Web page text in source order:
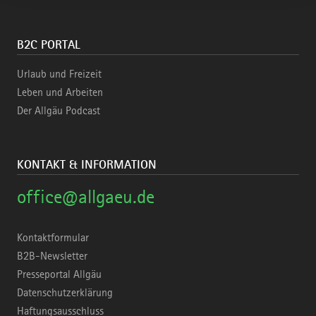
B2C PORTAL
Urlaub und Freizeit
Leben und Arbeiten
Der Allgäu Podcast
KONTAKT & INFORMATION
office@allgaeu.de
Kontaktformular
B2B-Newsletter
Presseportal Allgäu
Datenschutzerklärung
Haftungsausschluss